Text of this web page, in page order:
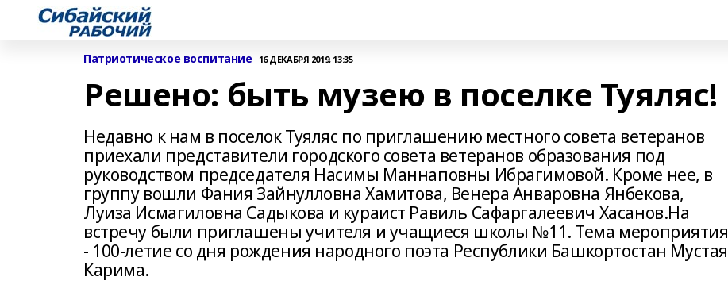
Патриотическое воспитание 16 ДЕКАБРЯ 2019, 13:35
Решено: быть музею в поселке Туяляс!
Недавно к нам в поселок Туяляс по приглашению местного совета ветеранов
приехали представители городского совета ветеранов образования под
руководством председателя Насимы Маннаповны Ибрагимовой. Кроме нее, в
группу вошли Фания Зайнулловна Хамитова, Венера Анваровна Янбекова,
Луиза Исмагиловна Садыкова и кураист Равиль Сафаргалеевич Хасанов.На
встречу были приглашены учителя и учащиеся школы №11. Тема мероприятия
- 100-летие со дня рождения народного поэта Республики Башкортостан Мустая
Карима.